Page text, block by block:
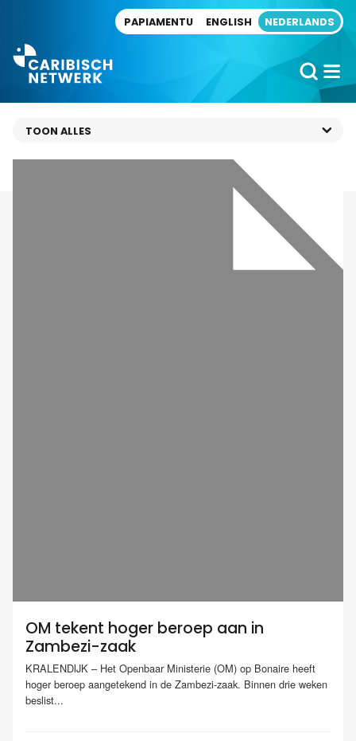
PAPIAMENTU ENGLISH NEDERLANDS
OM tekent hoger beroep aan in
Zambezi-zaak
KRALENDIJK – Het Openbaar Ministerie (OM) op Bonaire heeft
hoger beroep aangetekend in de Zambezi-zaak. Binnen drie weken
beslist...